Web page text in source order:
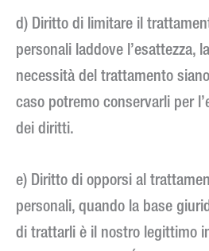
d) Diritto di limitare il
personali laddove l’esattezza,
necessità del trattamento
caso potremo conservarli per
dei diritti.
e) Diritto di opporsi al
personali, quando la base
di trattarli è il nostro legittimo